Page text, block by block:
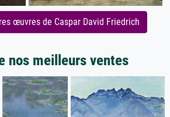
œuvres de Caspar David Friedrich
nos meilleurs ventes